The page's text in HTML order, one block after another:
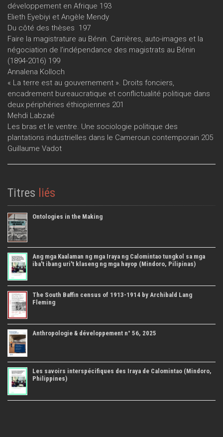
développement en Afrique 193
Elieth Eyebiyi et Angèle Mendy
Du côté des thèses 197
Faire la magistrature au Bénin. Carrières, auto-images et la
négociation de l’indépendance des magistrats au Bénin
(1894-2016) 199
Annalena Kolloch
« La terre est au gouvernement ». Droits fonciers,
encadrement bureaucratique et conflictualité politique dans
deux périphéries éthiopiennes 201
Mehdi Labzaé
Les bras et le ventre. Une sociologie politique des
plantations industrielles dans le Cameroun contemporain 205
Guillaume Vadot
Titres liés
Ontologies in the Making
Ang mga Kaalaman ng mga Iraya ng Calomintao tungkol sa mga
iba't ibang uri't klaseng ng mga hayop (Mindoro, Pilipinas)
The South Baffin census of 1913-1914 by Archibald Lang
Fleming
Anthropologie & développement n° 56, 2025
Les savoirs interspécifiques des Iraya de Calomintao (Mindoro,
Philippines)